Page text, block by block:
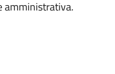
amministrativa.